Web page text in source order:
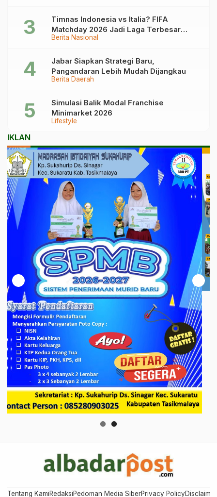
Berita Nasional
Timnas Indonesia vs Italia? FIFA
Matchday 2026 Jadi Laga Terbesar
Garuda!
Berita Daerah
Jabar Siapkan Strategi Baru,
Pangandaran Lebih Mudah Dijangkau
Lifestyle
Simulasi Balik Modal Franchise
Minimarket 2026
IKLAN
Tentang KamiRedaksiPedoman Media SiberPrivacy PolicyDisclaimer